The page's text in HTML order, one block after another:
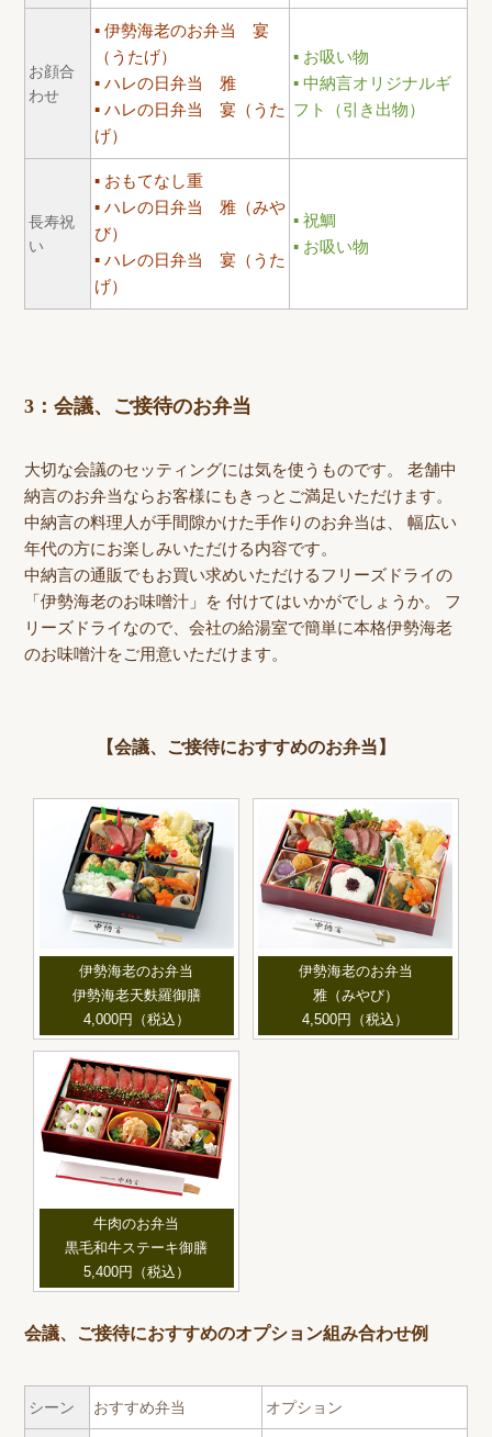
お顔合
わせ
伊勢海老のお弁当 宴
（うたげ）
ハレの日弁当 雅
ハレの日弁当 宴（うた
げ）
お吸い物
中納言オリジナルギ
フト（引き出物）
長寿祝
い
おもてなし重
ハレの日弁当 雅（みや
び）
ハレの日弁当 宴（うた
げ）
祝鯛
お吸い物
3：会議、ご接待のお弁当
大切な会議のセッティングには気を使うものです。 老舗中
納言のお弁当ならお客様にもきっとご満足いただけます。
中納言の料理人が手間隙かけた手作りのお弁当は、 幅広い
年代の方にお楽しみいただける内容です。
中納言の通販でもお買い求めいただけるフリーズドライの
「伊勢海老のお味噌汁」を 付けてはいかがでしょうか。 フ
リーズドライなので、会社の給湯室で簡単に本格伊勢海老
のお味噌汁をご用意いただけます。
【会議、ご接待におすすめのお弁当】
伊勢海老のお弁当
伊勢海老天麩羅御膳
4,000円（税込）
伊勢海老のお弁当
雅（みやび）
4,500円（税込）
牛肉のお弁当
黒毛和牛ステーキ御膳
5,400円（税込）
会議、ご接待におすすめのオプション組み合わせ例
シーン おすすめ弁当 オプション